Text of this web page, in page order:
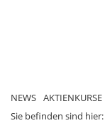
NEWS AKTIENKURSE
Sie befinden sind hier: